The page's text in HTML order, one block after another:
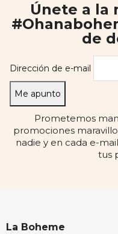
Únete a la
de
Dirección de e-mail
Prometemos
promociones
nadie y en cada e-
tus
La Boheme